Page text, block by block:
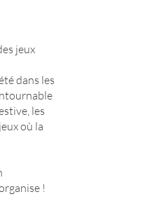
jeux
dans les
les
où la
!